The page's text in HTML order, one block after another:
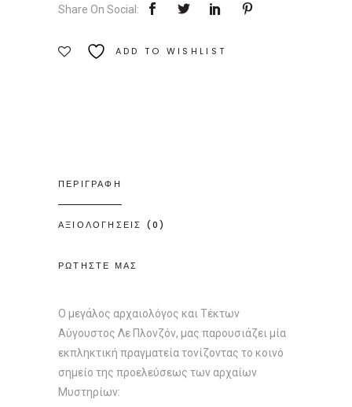
Κίτσε
Εκδόσεις
Share On Social:
ADD TO WISHLIST
ΠΕΡΙΓΡΑΦΗ
ΑΞΙΟΛΟΓΗΣΕΙΣ (0)
ΡΩΤΗΣΤΕ ΜΑΣ
Ο μεγάλος αρχαιολόγος και Τέκτων
Αύγουστος Λε Πλονζόν, μας παρουσιάζει μία
εκπληκτική πραγματεία τονίζοντας το κοινό
σημείο της προελεύσεως των αρχαίων
Μυστηρίων: